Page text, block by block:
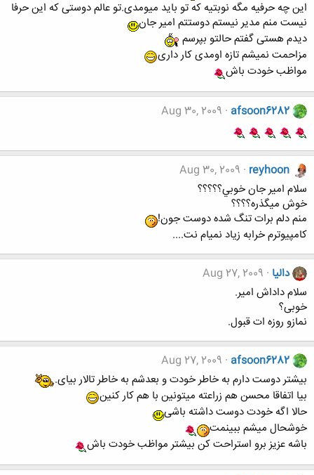
این چه حرفیه مگه نوبتیه که تو باید میومدی.تو عالم دوستی که این حرفا
نیست منم مدیر نیستم دوستتم امیر جان
دیدم هستی گفتم حالتو بپرسم
مزاحمت نمیشم تازه اومدی کار داری
مواظب خودت باش
afsoon6282
Aug 30, 2009
reyhoon
Aug 30, 2009
سلام امير جان خوبي؟؟؟؟؟
خوش ميگذره؟؟؟؟
منم دلم برات تنگ شده دوست جون!
كامپيوترم خرابه زياد نميام نت....
دالیا Aug 27, 2009
سلام داداش امیر.
خوبی؟
نمازو روزه ات قبول.
afsoon6282
Aug 27, 2009
بیشتر دوست دارم به خاطر خودت و بعدشم به خاطر تالار بیای.
بیا اتفاقا محسن هم زراعته میتونین با هم کار کنین
حالا اگه خودت دوست داشته باشی
خوشحال میشم ببینمت
باشه عزیز برو استراحت کن بیشتر مواظب خودت باش